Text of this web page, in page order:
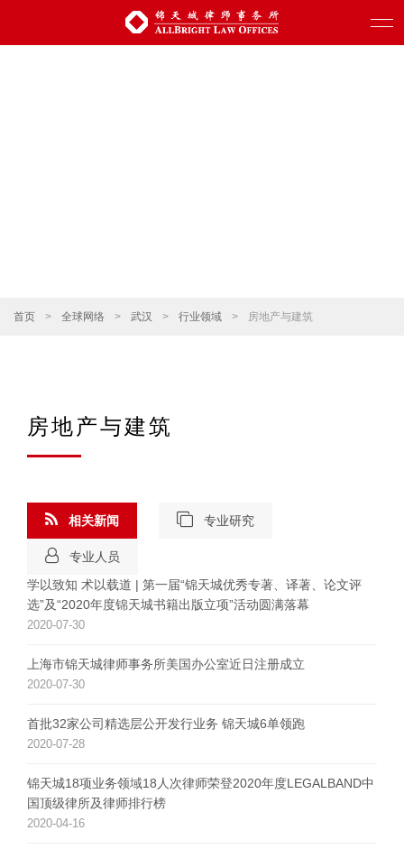
首页 > 全球网络 > 武汉 > 行业领域 > 房地产与建筑
房地产与建筑
相关新闻
学以致知 术以载道 | 第一届“锦天城优秀专著、译著、论文评
选”及“2020年度锦天城书籍出版立项”活动圆满落幕
2020-07-30
上海市锦天城律师事务所美国办公室近日注册成立
2020-07-30
首批32家公司精选层公开发行业务 锦天城6单领跑
2020-07-28
锦天城18项业务领域18人次律师荣登2020年度LEGALBAND中
国顶级律所及律师排行榜
2020-04-16
专业研究
专业人员